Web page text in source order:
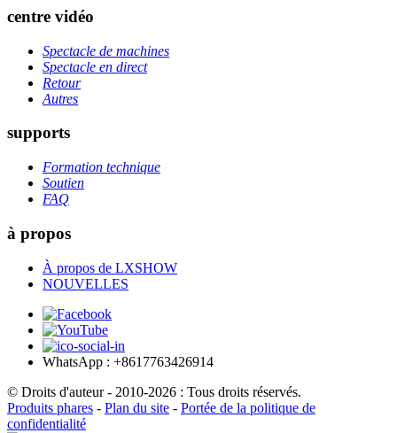
centre vidéo
Spectacle de machines
Spectacle en direct
Retour
Autres
supports
Formation technique
Soutien
FAQ
à propos
À propos de LXSHOW
NOUVELLES
WhatsApp : +8617763426914
© Droits d'auteur - 2010-2026 : Tous droits réservés.
Produits phares - Plan du site - Portée de la politique de
confidentialité